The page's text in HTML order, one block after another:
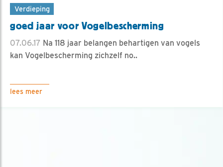
Verdieping
goed jaar voor Vogelbescherming
07.06.17 Na 118 jaar belangen behartigen van vogels
kan Vogelbescherming zichzelf no..
lees meer